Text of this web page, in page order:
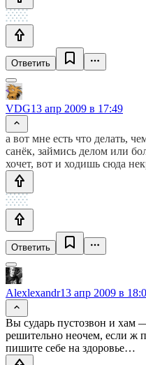
Ответить
VDG13 апр 2009 в 17:49
а вот мне есть что делать,
санёк, займись делом или
хочет, вот и ходишь сюда
Ответить
Alexlexandr13 апр 2009 в
Вы сударь пустозвон и хам
решительно неочем, если ж
пишите себе на здоровье…